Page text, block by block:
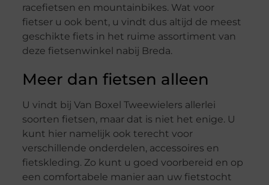
racefietsen en mountainbikes. Wat voor
fietser u ook bent, u vindt dus altijd de meest
geschikte fiets in het ruime assortiment van
deze fietsenwinkel nabij Breda.
Meer dan fietsen alleen
U vindt bij Van Boxel Tweewielers allerlei
soorten fietsen, maar dat is niet het enige. U
kunt hier namelijk ook terecht voor
verschillende onderdelen, accessoires en
fietskleding. Zo kunt u goed voorbereid en op
een comfortabele manier aan uw fietstocht